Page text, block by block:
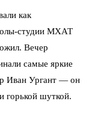
как
студии МХАТ
Вечер
самые яркие
Иван Ургант — он
горькой шуткой.